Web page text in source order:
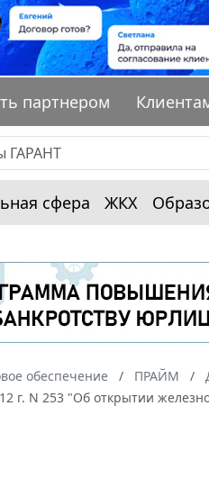
партнером
сфера ЖКХ
обеспечение ПРАЙМ
г. N 253 "Об открытии